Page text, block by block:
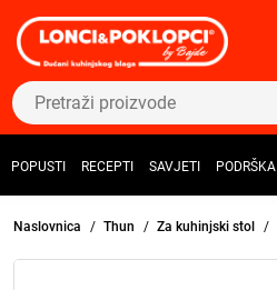
POPUSTI RECEPTI SAVJETI PODRŠKA
Naslovnica Thun Za kuhinjski stol